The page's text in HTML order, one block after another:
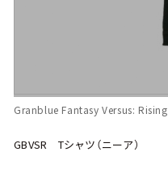
Granblue Fantasy Versus: Rising
GBVSR Tシャツ（ニーア）